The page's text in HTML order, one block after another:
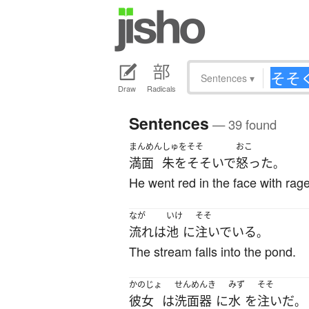
Draw Radicals
Sentences ▾
Sentences — 39 found
まんめん
満面
しゅをそそ
朱をそそいで
おこ
怒った。
He went red in the face with
なが
流れは
いけ
池 に
そそ
注いでいる。
The stream falls into the pond.
かのじょ
彼女 は
せんめんき
洗面器 に
みず
水 を
そそ
注いだ。